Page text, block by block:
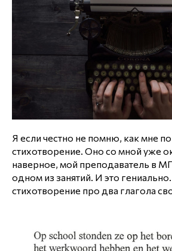
Я если честно не помню, как мне
стихотворение. Оно со мной уже
наверное, мой преподаватель в
одном из занятий. И это
стихотворение про два глагола